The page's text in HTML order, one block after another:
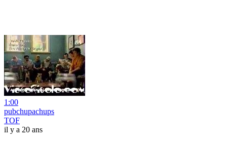
1:00
pubchupachups
TOF
il y a 20 ans